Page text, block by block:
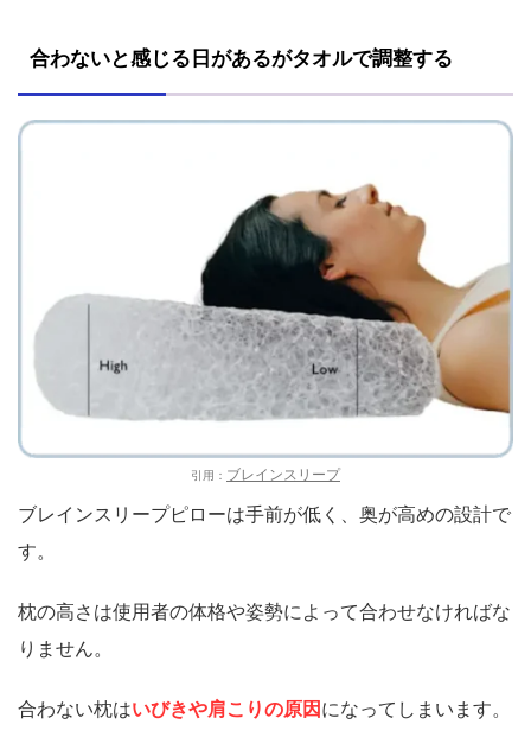
合わないと感じる日があるがタオルで調整する
引用： ブレインスリープ
ブレインスリープピローは手前が低く、奥が高めの設計で
す。
枕の高さは使用者の体格や姿勢によって合わせなければな
りません。
合わない枕はいびきや肩こりの原因 になってしまいます。